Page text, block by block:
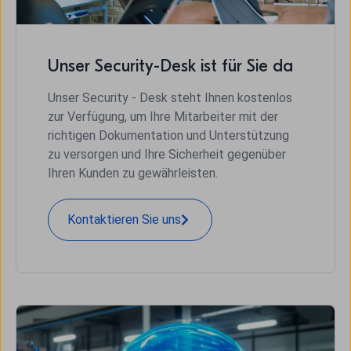
Unser Security-Desk ist für Sie da
Unser Security - Desk steht Ihnen kostenlos
zur Verfügung, um Ihre Mitarbeiter mit der
richtigen Dokumentation und Unterstützung
zu versorgen und Ihre Sicherheit gegenüber
Ihren Kunden zu gewährleisten.
Kontaktieren Sie uns